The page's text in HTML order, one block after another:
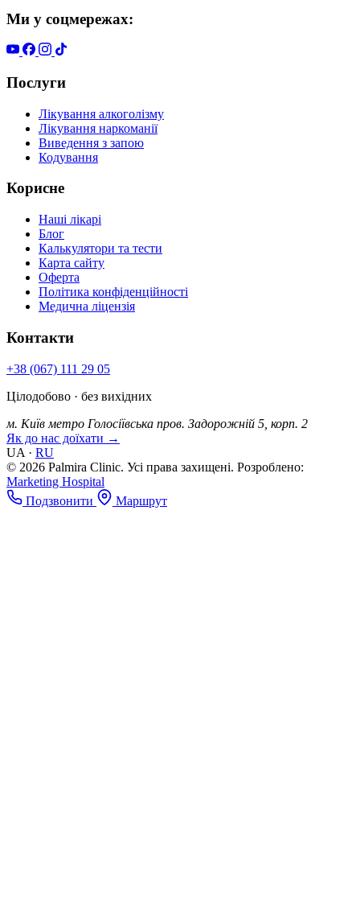
Ми у соцмережах:
Послуги
Лікування алкоголізму
Лікування наркоманії
Виведення з запою
Кодування
Корисне
Наші лікарі
Блог
Калькулятори та тести
Карта сайту
Оферта
Політика конфіденційності
Медична ліцензія
Контакти
+38 (067) 111 29 05
Цілодобово · без вихідних
м. Київ метро Голосіївська пров. Задорожній 5, корп. 2
Як до нас доїхати →
UA · RU
© 2026 Palmira Clinic. Усі права захищені. Розроблено:
Marketing Hospital
Подзвонити
Маршрут